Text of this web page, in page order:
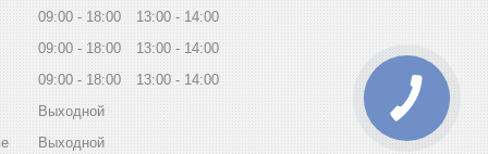
09:00
18:00 13:00
14:00
09:00
18:00 13:00
14:00
09:00
18:00 13:00
14:00
Выходной
Выходной